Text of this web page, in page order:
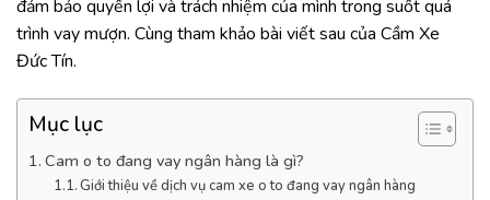
đảm bảo quyền lợi và trách nhiệm của mình trong suốt quá
trình vay mượn. Cùng tham khảo bài viết sau của Cầm Xe
Đức Tín.
Mục lục
Cam o to đang vay ngân hàng là gì?
Giới thiệu về dịch vụ cam xe o to đang vay ngân hàng